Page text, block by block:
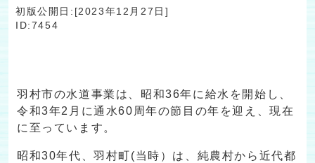
初版公開日:[2023年12月27日]
ID:7454
羽村市の水道事業は、昭和36年に給水を開始し、
令和3年2月に通水60周年の節目の年を迎え、現在
に至っています。
昭和30年代、羽村町(当時）は、純農村から近代都